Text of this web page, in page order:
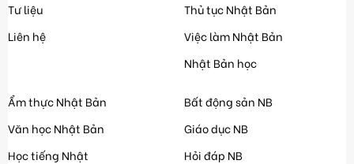
Tư liệu
Liên hệ
Thủ tục Nhật Bản
Việc làm Nhật Bản
Nhật Bản học
Ẩm thực Nhật Bản
Văn học Nhật Bản
Học tiếng Nhật
Bất động sản NB
Giáo dục NB
Hỏi đáp NB